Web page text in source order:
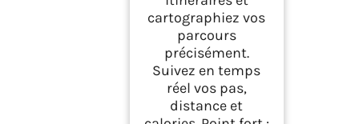
cartographiez vos
parcours
précisément.
Suivez en temps
réel vos pas,
distance et